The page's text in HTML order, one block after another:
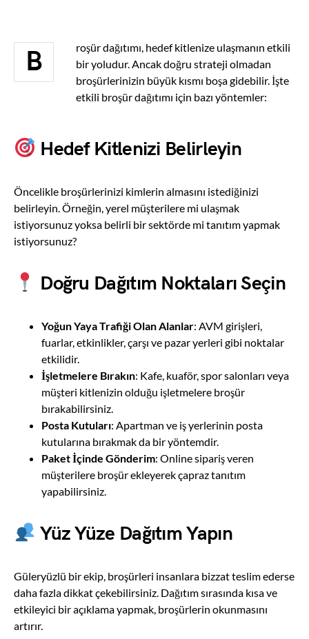
B
roşür dağıtımı, hedef kitlenize ulaşmanın etkili
bir yoludur. Ancak doğru strateji olmadan
broşürlerinizin büyük kısmı boşa gidebilir. İşte
etkili broşür dağıtımı için bazı yöntemler:
Hedef Kitlenizi Belirleyin
Öncelikle broşürlerinizi kimlerin almasını istediğinizi
belirleyin. Örneğin, yerel müşterilere mi ulaşmak
istiyorsunuz yoksa belirli bir sektörde mi tanıtım yapmak
istiyorsunuz?
Doğru Dağıtım Noktaları Seçin
Yoğun Yaya Trafiği Olan Alanlar: AVM girişleri,
fuarlar, etkinlikler, çarşı ve pazar yerleri gibi noktalar
etkilidir.
İşletmelere Bırakın: Kafe, kuaför, spor salonları veya
müşteri kitlenizin olduğu işletmelere broşür
bırakabilirsiniz.
Posta Kutuları: Apartman ve iş yerlerinin posta
kutularına bırakmak da bir yöntemdir.
Paket İçinde Gönderim: Online sipariş veren
müşterilere broşür ekleyerek çapraz tanıtım
yapabilirsiniz.
Yüz Yüze Dağıtım Yapın
Güleryüzlü bir ekip, broşürleri insanlara bizzat teslim ederse
daha fazla dikkat çekebilirsiniz. Dağıtım sırasında kısa ve
etkileyici bir açıklama yapmak, broşürlerin okunmasını
artırır.